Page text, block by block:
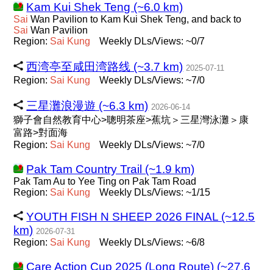
Kam Kui Shek Teng (~6.0 km)
Sai Wan Pavilion to Kam Kui Shek Teng, and back to
Sai Wan Pavilion
Region: Sai Kung Weekly DLs/Views: ~0/7
西湾亭至咸田湾路线 (~3.7 km) 2025-07-11
Region: Sai Kung Weekly DLs/Views: ~7/0
三星灘浪漫遊 (~6.3 km) 2026-06-14
獅子會自然教育中心>聰明茶座>蕉坑＞三星灣泳灘＞康
富路>對面海
Region: Sai Kung Weekly DLs/Views: ~7/0
Pak Tam Country Trail (~1.9 km)
Pak Tam Au to Yee Ting on Pak Tam Road
Region: Sai Kung Weekly DLs/Views: ~1/15
YOUTH FISH N SHEEP 2026 FINAL (~12.5
km) 2026-07-31
Region: Sai Kung Weekly DLs/Views: ~6/8
Care Action Cup 2025 (Long Route) (~27.6